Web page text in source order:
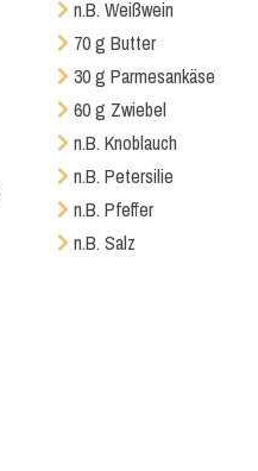
n.B. Weißwein
70 g Butter
30 g Parmesankäse
60 g Zwiebel
n.B. Knoblauch
n.B. Petersilie
n.B. Pfeffer
n.B. Salz